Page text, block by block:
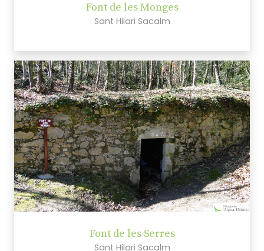
Font de les Monges
Sant Hilari Sacalm
Font de les Serres
Sant Hilari Sacalm